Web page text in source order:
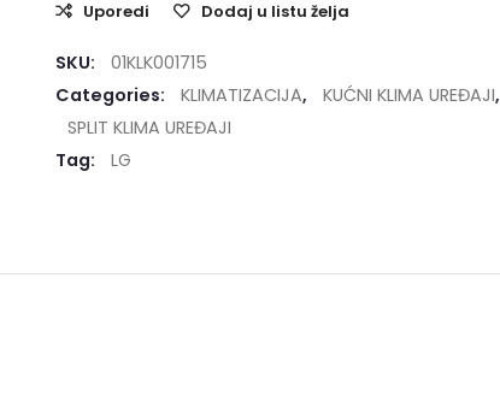
Uporedi Dodaj u listu želja
SKU:
01KLK001715
Categories:
KLIMATIZACIJA, KUĆNI KLIMA UREĐAJI,
SPLIT KLIMA UREĐAJI
Tag:
LG